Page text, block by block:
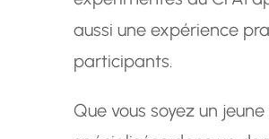
aussi une expérience
participants.
Que vous soyez un